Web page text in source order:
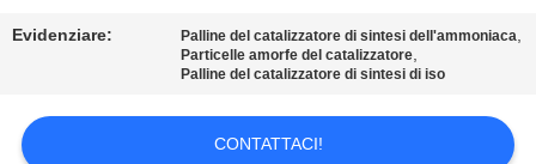
NOTIZIE
CASI
Evidenziare: Palline del catalizzatore di sintesi dell'ammoniaca,
Particelle amorfe del catalizzatore,
Palline del catalizzatore di sintesi di iso
CONTATTACI!